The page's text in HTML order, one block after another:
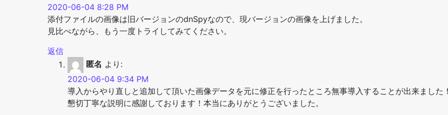
2020-06-04 8:28 PM
添付ファイルの画像は旧バージョンのdnSpyなので、現バージョンの画像を上げました。
見比べながら、もう一度トライしてみてください。
返信
匿名 より:
2020-06-04 9:34 PM
導入からやり直しと追加して頂いた画像データを元に修正を行ったところ無事導入することが出来ました！
懇切丁寧な説明に感謝しております！本当にありがとうございました。